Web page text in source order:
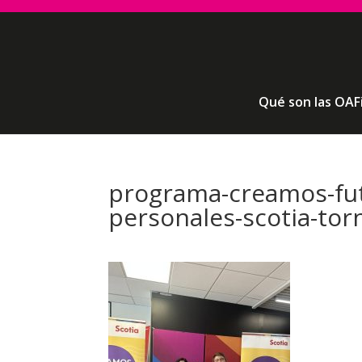
Qué son las
programa-creamos-
personales-scotia-